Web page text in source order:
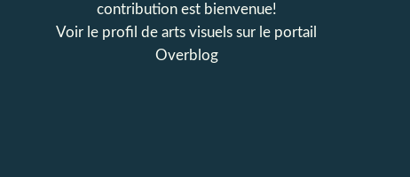
contribution est bienvenue!
Voir le profil de arts visuels sur le portail
Overblog